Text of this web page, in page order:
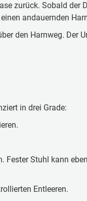
zurück. Sobald der
andauernden
den Harnweg. Der
in drei Grade:
Fester Stuhl kann
Entleeren.